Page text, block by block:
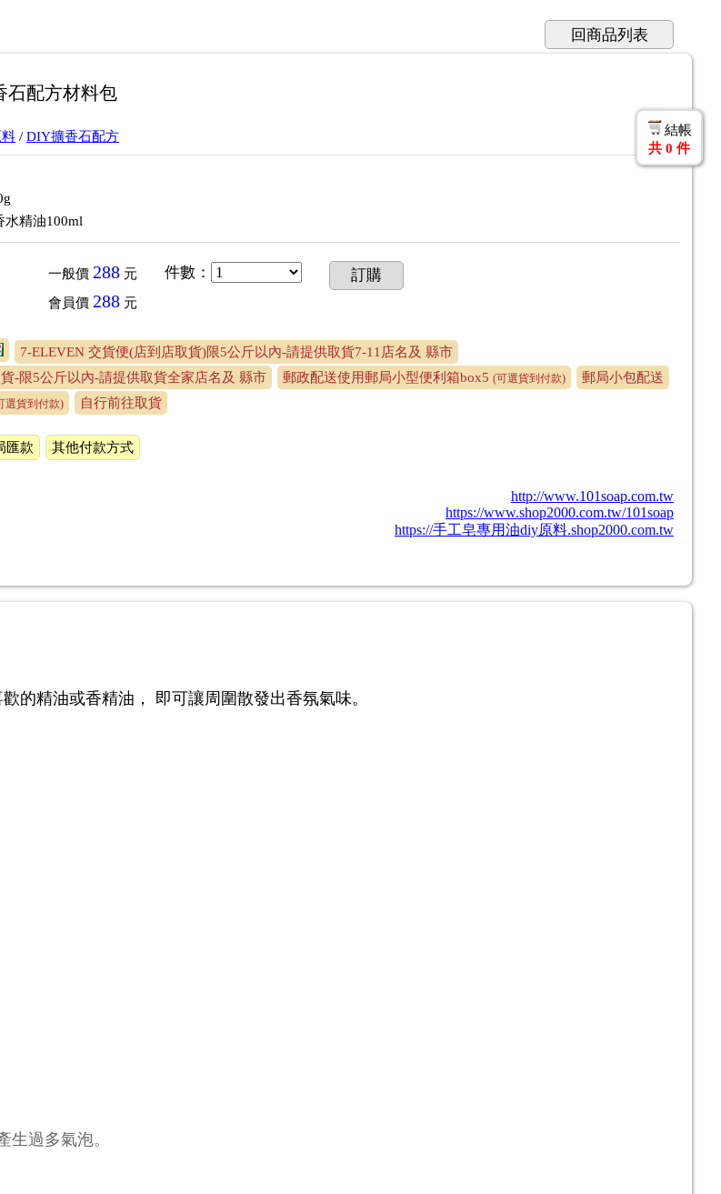
回商品列表
石配方材料包
/ DIY擴香石配方
水精油100ml
一般價 288 元
會員價 288 元
件數 ： 訂購
7-ELEVEN 交貨便(店到店取貨)限5公斤以內-請提供取貨7-11店名及 縣市
-限5公斤以內-請提供取貨全家店名及 縣市
郵政配送使用郵局小型便利箱box5 (可選貨到付款)
郵局小包配送
選貨到付款) 自行前往取貨
匯款 其他付款方式
http://www.101soap.com.tw
https://www.shop2000.com.tw/101soap
https://手工皂專用油diy原料.shop2000.com.tw
結帳
共 0 件
的精油或香精油， 即可讓周圍散發出香氛氣味。
生過多氣泡。